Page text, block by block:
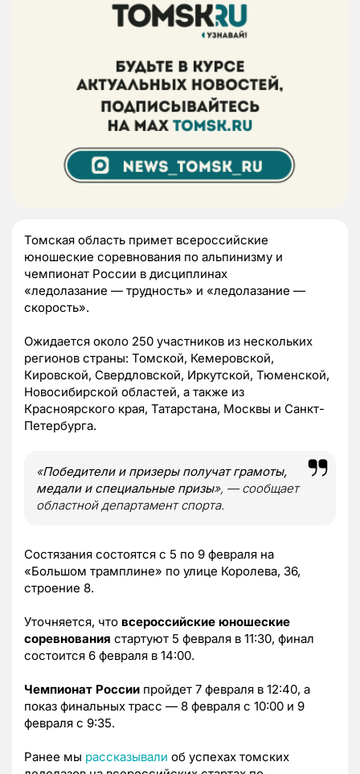
Томская область примет всероссийские
юношеские соревнования по альпинизму и
чемпионат России в дисциплинах
«ледолазание — трудность» и «ледолазание —
скорость».
Ожидается около 250 участников из нескольких
регионов страны: Томской, Кемеровской,
Кировской, Свердловской, Иркутской, Тюменской,
Новосибирской областей, а также из
Красноярского края, Татарстана, Москвы и Санкт-
Петербурга.
«Победители и призеры получат грамоты,
медали и специальные призы», — сообщает
областной департамент спорта.
Состязания состоятся с 5 по 9 февраля на
«Большом трамплине» по улице Королева, 36,
строение 8.
Уточняется, что всероссийские юношеские
соревнования стартуют 5 февраля в 11:30, финал
состоится 6 февраля в 14:00.
Чемпионат России пройдет 7 февраля в 12:40, а
показ финальных трасс — 8 февраля с 10:00 и 9
февраля с 9:35.
Ранее мы рассказывали об успехах томских